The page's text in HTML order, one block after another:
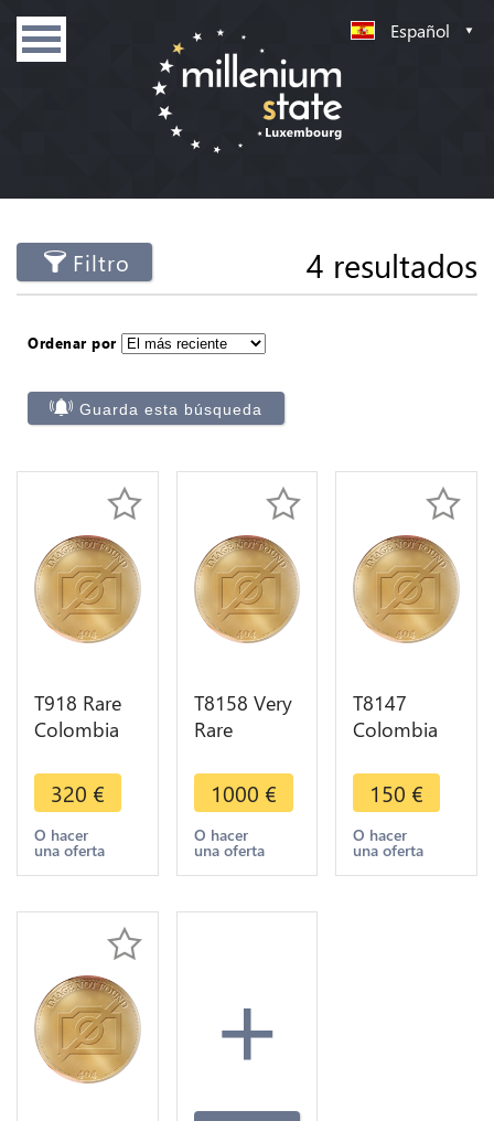
Español
Filtro 4 resultados
Ordenar por
Guarda esta búsqueda
T918 Rare
Colombia
Marta-
Royalist 1/4
Real 1820
KM B4 High
320 €
O hacer
una oferta
T8158 Very
Rare
1/4 Real
Siege de
Santa Marta
1820
43G
1000 €
O hacer
una oferta
T8147
Colombia
Siege de
Santa Marta
1820 -> M
Offer
150 €
O hacer
una oferta
+